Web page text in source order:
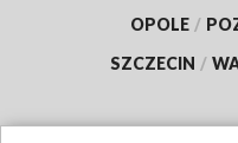
OPOLE /
SZCZECIN /